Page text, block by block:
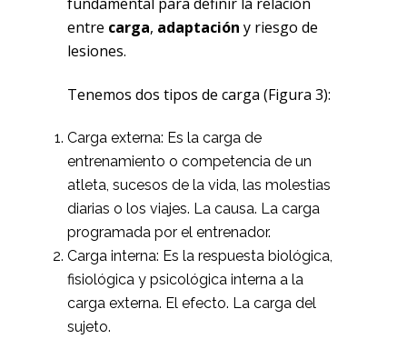
entre carga, adaptación y riesgo de
lesiones.
Tenemos dos tipos de carga (Figura 3):
Carga externa: Es la carga de
entrenamiento o competencia de un
atleta, sucesos de la vida, las molestias
diarias o los viajes. La causa. La carga
programada por el entrenador.
Carga interna: Es la respuesta biológica,
fisiológica y psicológica interna a la
carga externa. El efecto. La carga del
sujeto.